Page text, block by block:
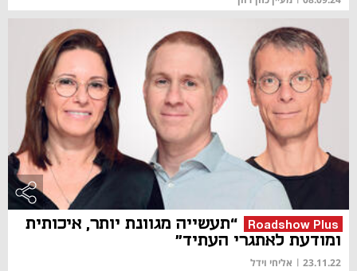
Roadshow Plus
“תעשייה מגוונת יותר, איכותית
ומודעת לאתגרי העתיד"
23.11.22
| אליחי וידל